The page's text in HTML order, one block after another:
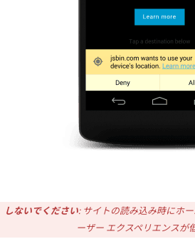
しないでください: サイトの読み込み時にホ
ーザー エクスペリエンスが